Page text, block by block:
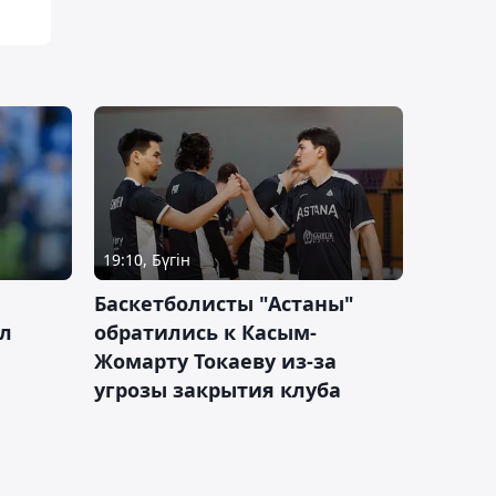
19:10, Бүгін
Баскетболисты "Астаны"
обратились к Касым-
Жомарту Токаеву из-за
угрозы закрытия клуба